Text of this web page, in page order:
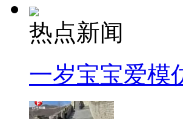
热点新闻
一岁宝宝爱模